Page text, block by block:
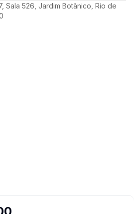
Sala 526, Jardim Botânico, Rio de